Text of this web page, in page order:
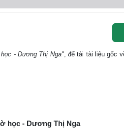
- Dương Thị Nga", để tải tài liệu gốc
học - Dương Thị Nga